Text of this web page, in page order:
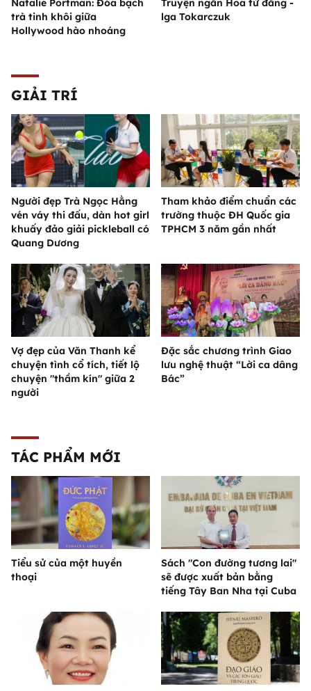
Natalie Portman: Đóa bạch
trà tinh khôi giữa
Hollywood hào nhoáng
Truyện ngắn Hoa tử đằng -
lga Tokarczuk
GIẢI TRÍ
Người đẹp Trà Ngọc Hằng
vén váy thi đấu, dàn hot girl
khuấy đảo giải pickleball có
Quang Dương
Tham khảo điểm chuẩn các
trường thuộc ĐH Quốc gia
TPHCM 3 năm gần nhất
Vợ đẹp của Văn Thanh kể
chuyện tình cổ tích, tiết lộ
chuyện "thầm kín" giữa 2
người
Đặc sắc chương trình Giao
lưu nghệ thuật “Lời ca dâng
Bác”
TÁC PHẨM MỚI
Tiểu sử của một huyền
thoại
Sách "Con đường tương lai"
sẽ được xuất bản bằng
tiếng Tây Ban Nha tại Cuba